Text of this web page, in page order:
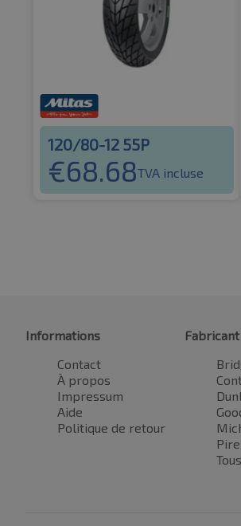
120/80-12 55P
€68.68TVA incluse
Informations
Contact
À propos
Impressum
Aide
Politique de retour
Fabricant